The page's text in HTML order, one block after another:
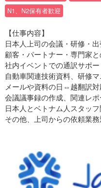
N1、N2保有者歓迎
【仕事内容】
日本人上司の会議・研修・
顧客・パートナー・専門家
社内イベントでの通訳サポー
自動車関連技術資料、研修
メールや資料の日⇔越翻訳
会議議事録の作成、関連レポ
日本人とベトナム人スタッ
その他、上司からの依頼業